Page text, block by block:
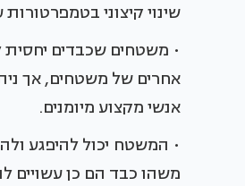
שינוי קיצוני
• משטחים שכבדים יחסית
אחרים של משטחים, אך
אנשי מקצוע מיומנים.
• המשטח יכול להיפגע
משהו כבד הם כן עשויים